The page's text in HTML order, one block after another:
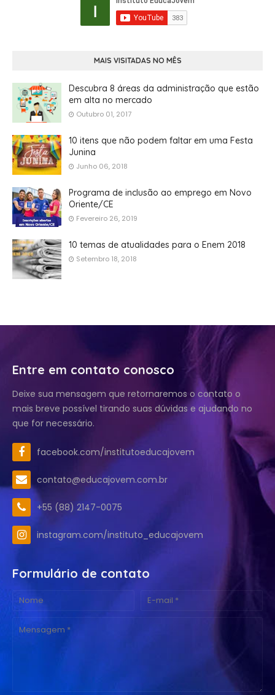
MAIS VISITADAS NO MÊS
Descubra 8 áreas da administração que estão
em alta no mercado
Outubro 01, 2017
10 itens que não podem faltar em uma Festa
Junina
Junho 06, 2018
Programa de inclusão ao emprego em Novo
Oriente/CE
Fevereiro 26, 2019
10 temas de atualidades para o Enem 2018
Setembro 18, 2018
Entre em contato conosco
Deixe sua mensagem que retornaremos o contato o
mais breve possível tirando suas dúvidas e ajudando no
que for necessário.
facebook.com/institutoeducajovem
contato@educajovem.com.br
+55 (88) 2147-0075
instagram.com/instituto_educajovem
Formulário de contato